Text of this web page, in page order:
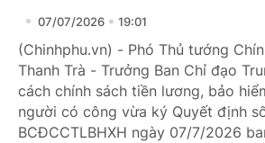
07/07/2026 19:01
(Chinhphu.vn) - Phó Thủ tướng
Thanh Trà - Trưởng Ban Chỉ đạo
cách chính sách tiền lương, bảo
người có công vừa ký Quyết định
BCĐCCTLBHXH ngày 07/7/2026